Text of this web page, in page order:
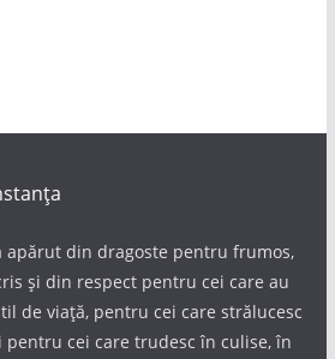
apărut din dragoste pentru frumos,
și din respect pentru cei care au
de viață, pentru cei care strălucesc
pentru cei care trudesc în culise, în